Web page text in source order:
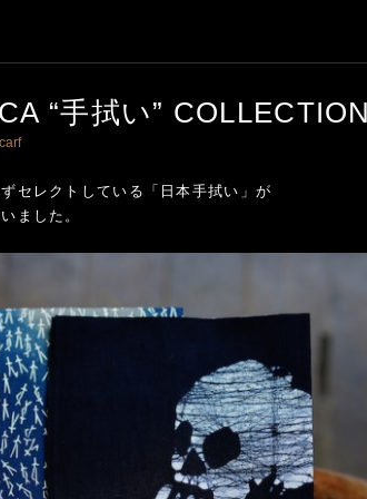
“手拭い”
セレクトしている「日本手拭い」が
ました。